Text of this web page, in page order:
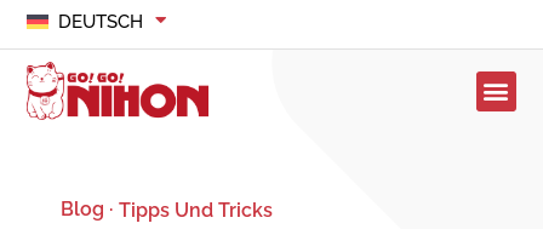
DEUTSCH
Blog · Tipps Und Tricks